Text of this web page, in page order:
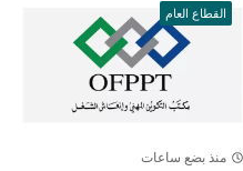
القطاع العام
منذ بضع ساعات